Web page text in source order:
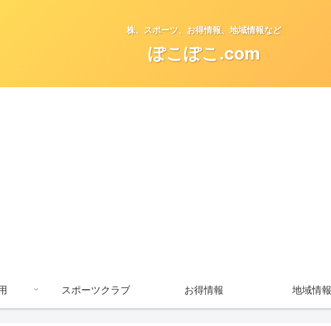
株、スポーツ、お得情報、地域情報など
ぽこぽこ.com
スポーツクラブ お得情報 地域情報